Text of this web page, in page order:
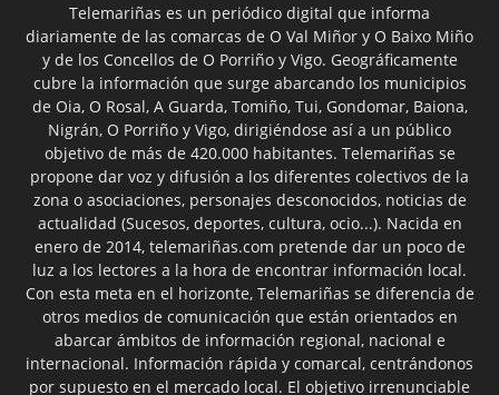
Telemariñas es un periódico digital que informa
diariamente de las comarcas de O Val Miñor y O Baixo Miño
y de los Concellos de O Porriño y Vigo. Geográficamente
cubre la información que surge abarcando los municipios
de Oia, O Rosal, A Guarda, Tomiño, Tui, Gondomar, Baiona,
Nigrán, O Porriño y Vigo, dirigiéndose así a un público
objetivo de más de 420.000 habitantes. Telemariñas se
propone dar voz y difusión a los diferentes colectivos de la
zona o asociaciones, personajes desconocidos, noticias de
actualidad (Sucesos, deportes, cultura, ocio...). Nacida en
enero de 2014, telemariñas.com pretende dar un poco de
luz a los lectores a la hora de encontrar información local.
Con esta meta en el horizonte, Telemariñas se diferencia de
otros medios de comunicación que están orientados en
abarcar ámbitos de información regional, nacional e
internacional. Información rápida y comarcal, centrándonos
por supuesto en el mercado local. El objetivo irrenunciable